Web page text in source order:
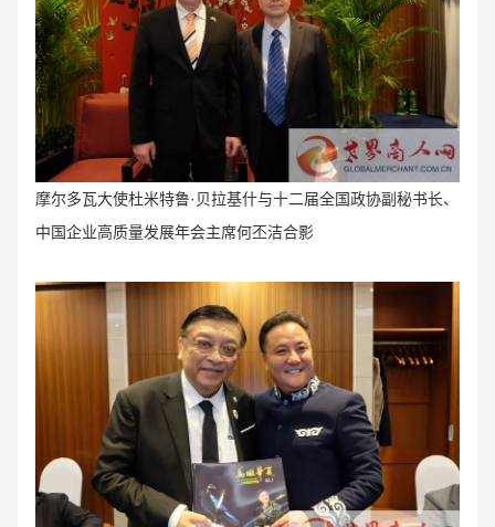
摩尔多瓦大使杜米特鲁·贝拉基什与十二届全国政协副秘书长、
中国企业高质量发展年会主席何丕洁合影